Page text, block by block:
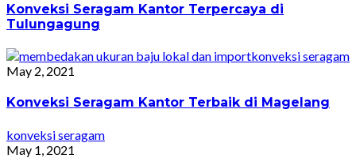
Konveksi Seragam Kantor Terpercaya di
Tulungagung
konveksi seragam
May 2, 2021
Konveksi Seragam Kantor Terbaik di Magelang
konveksi seragam
May 1, 2021